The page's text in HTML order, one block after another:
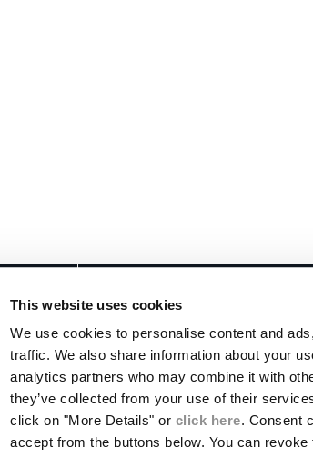
This website uses cookies
We use cookies to personalise content and
traffic. We also share information about your
analytics partners who may combine it with
they’ve collected from your use of their
click on "More Details" or click here. Consent
accept from the buttons below. You can
erhalten
auf
STÜCKFÄRBUNG
LEGENDÄRE KLEIDUNGSSTÜCKE
LINSEN-ZERTIFIZIERUNG
KARRIERE
PROGRAMM FÜR UMWELT- UND